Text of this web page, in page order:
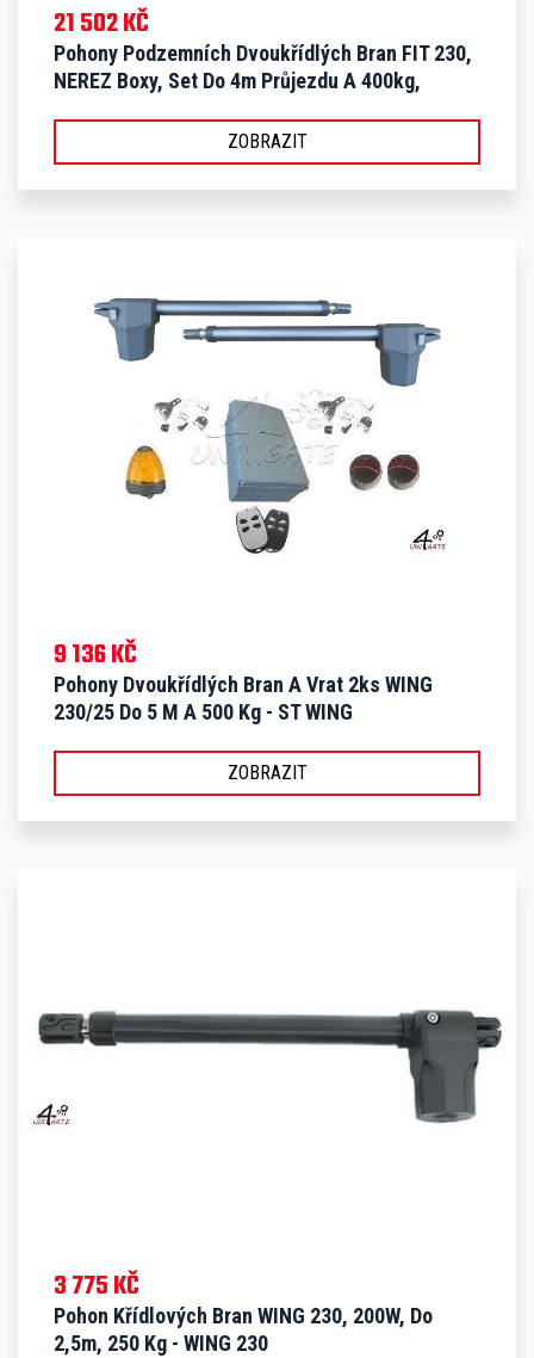
21 502 KČ
Pohony Podzemních Dvoukřídlých Bran FIT 230,
NEREZ Boxy, Set Do 4m Průjezdu A 400kg,
ZOBRAZIT
9 136 KČ
Pohony Dvoukřídlých Bran A Vrat 2ks WING
230/25 Do 5 M A 500 Kg - ST WING
ZOBRAZIT
3 775 KČ
Pohon Křídlových Bran WING 230, 200W, Do
2,5m, 250 Kg - WING 230